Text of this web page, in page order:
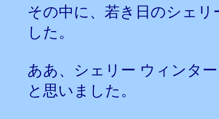
その中に、若き日のシェ
した。
ああ、シェリー ウィンタ
と思いました。